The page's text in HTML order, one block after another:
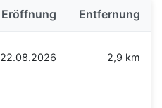
Eröffnung Entfernung
22.08.2026 2,9 km